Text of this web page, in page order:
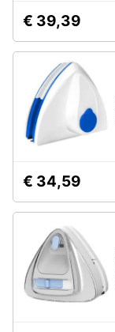
Servizi
Assistenza
clienti
Esci
Frigorifero
da
incasso
Cottura
Forno
incasso
Vedi
tutti
Pulizia
casa
stiro
€ 39,39
€ 34,59